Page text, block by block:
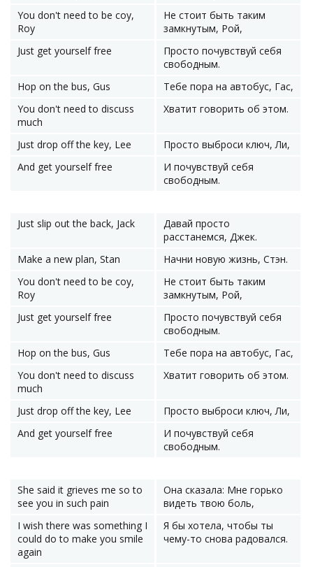
You don't need to be coy,
Roy
Не стоит быть таким
замкнутым, Рой,
Just get yourself free
Просто почувствуй себя
свободным.
Hop on the bus, Gus
Тебе пора на автобус, Гас,
You don't need to discuss
much
Хватит говорить об этом.
Just drop off the key, Lee
Просто выброси ключ, Ли,
And get yourself free
И почувствуй себя
свободным.
Just slip out the back, Jack
Давай просто
расстанемся, Джек.
Make a new plan, Stan
Начни новую жизнь, Стэн.
You don't need to be coy,
Roy
Не стоит быть таким
замкнутым, Рой,
Just get yourself free
Просто почувствуй себя
свободным.
Hop on the bus, Gus
Тебе пора на автобус, Гас,
You don't need to discuss
much
Хватит говорить об этом.
Just drop off the key, Lee
Просто выброси ключ, Ли,
And get yourself free
И почувствуй себя
свободным.
She said it grieves me so to
see you in such pain
Она сказала: Мне горько
видеть твою боль,
I wish there was something I
could do to make you smile
again
Я бы хотела, чтобы ты
чему-то снова радовался.